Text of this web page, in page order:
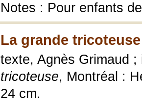
Notes : Pour enfants
La grande
texte, Agnès Grimaud
tricoteuse, Montréal :
24 cm.